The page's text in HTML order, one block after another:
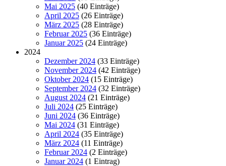
Mai 2025 (40 Einträge)
April 2025 (26 Einträge)
März 2025 (28 Einträge)
Februar 2025 (36 Einträge)
Januar 2025 (24 Einträge)
2024
Dezember 2024 (33 Einträge)
November 2024 (42 Einträge)
Oktober 2024 (15 Einträge)
September 2024 (32 Einträge)
August 2024 (21 Einträge)
Juli 2024 (25 Einträge)
Juni 2024 (36 Einträge)
Mai 2024 (31 Einträge)
April 2024 (35 Einträge)
März 2024 (11 Einträge)
Februar 2024 (2 Einträge)
Januar 2024 (1 Eintrag)